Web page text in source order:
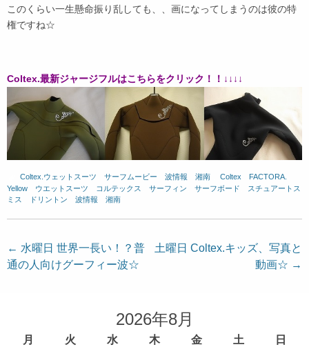
このくらい一生懸命振り乱しても、、画になってしまうのは彼の特
権ですね☆
Coltex.最新ジャージフルはこちらをクリック！！↓↓↓↓
Coltex.ウェットスーツ サーフムービー 波情報 湘南 Coltex FACTORA.
Yellow
ウエットスーツ コルテックス サーフィン サーフボード
スチュアートス
ミス
ドリントン 波情報 湘南
投
稿
← 水曜日 世界一長い！？普
通の人向けグーフィー波☆
土曜日 Coltex.キッズ、写真と
動画☆ →
2026年8月
月 火 水 木 金 土
日